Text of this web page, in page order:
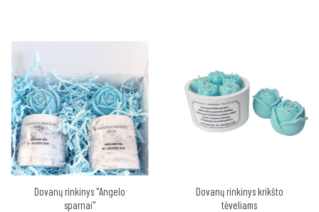
Dovanų rinkinys "Angelo
sparnai"
Dovanų rinkinys krikšto
tėveliams